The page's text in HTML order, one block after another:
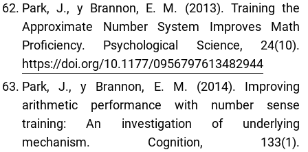
Park, J., y Brannon, E. M. (2013). Training the
Approximate Number System Improves Math
Proficiency. Psychological Science, 24(10).
https://doi.org/10.1177/0956797613482944
Park, J., y Brannon, E. M. (2014). Improving
arithmetic performance with number sense
training: An investigation of underlying
mechanism. Cognition, 133(1).